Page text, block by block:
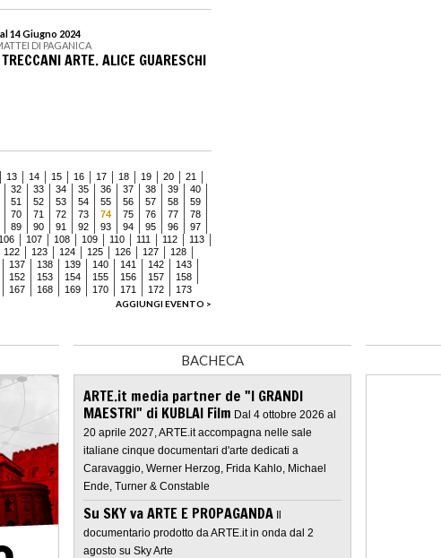
14 Giugno 2024
DI PAGANICA
ARTE. ALICE GUARESCHI
13 14 15 16 17 18 19 20
21
32 33 34 35 36 37 38 39
40
51 52 53 54 55 56 57 58
59
70 71 72 73 74 75 76 77
78
89 90 91 92 93 94 95 96
97
106 107 108 109 110 111 112
113
122 123 124 125 126 127
128
137 138 139 140 141 142
143
152 153 154 155 156 157
158
167 168 169 170 171 172
173
AGGIUNGI EVENTO >
BACHECA
ARTE.it media partner de "I GRANDI
MAESTRI" di KUBLAI Film Dal 4 ottobre 2026 al
20 aprile 2027, ARTE.it accompagna nelle sale
italiane cinque documentari d'arte dedicati a
Caravaggio, Werner Herzog, Frida Kahlo, Michael
Ende, Turner & Constable
Su SKY va ARTE E PROPAGANDA Il
documentario prodotto da ARTE.it in onda dal 2
agosto su Sky Arte